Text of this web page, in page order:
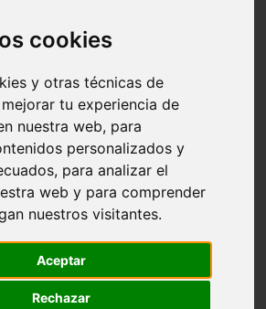
cookies
y otras técnicas de
tu experiencia de
nuestra web, para
personalizados y
para analizar el
web y para comprender
nuestros visitantes.
Aceptar
Rechazar